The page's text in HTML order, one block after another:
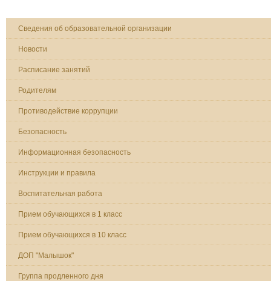
Сведения об образовательной организации
Новости
Расписание занятий
Родителям
Противодействие коррупции
Безопасность
Информационная безопасность
Инструкции и правила
Воспитательная работа
Прием обучающихся в 1 класс
Прием обучающихся в 10 класс
ДОП "Малышок"
Группа продленного дня